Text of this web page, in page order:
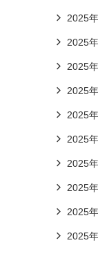
2025
2025
2025
2025
2025
2025
2025
2025
2025
2025